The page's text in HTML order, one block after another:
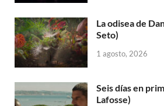
La odisea de
Seto)
1 agosto, 2026
Seis días en
Lafosse)